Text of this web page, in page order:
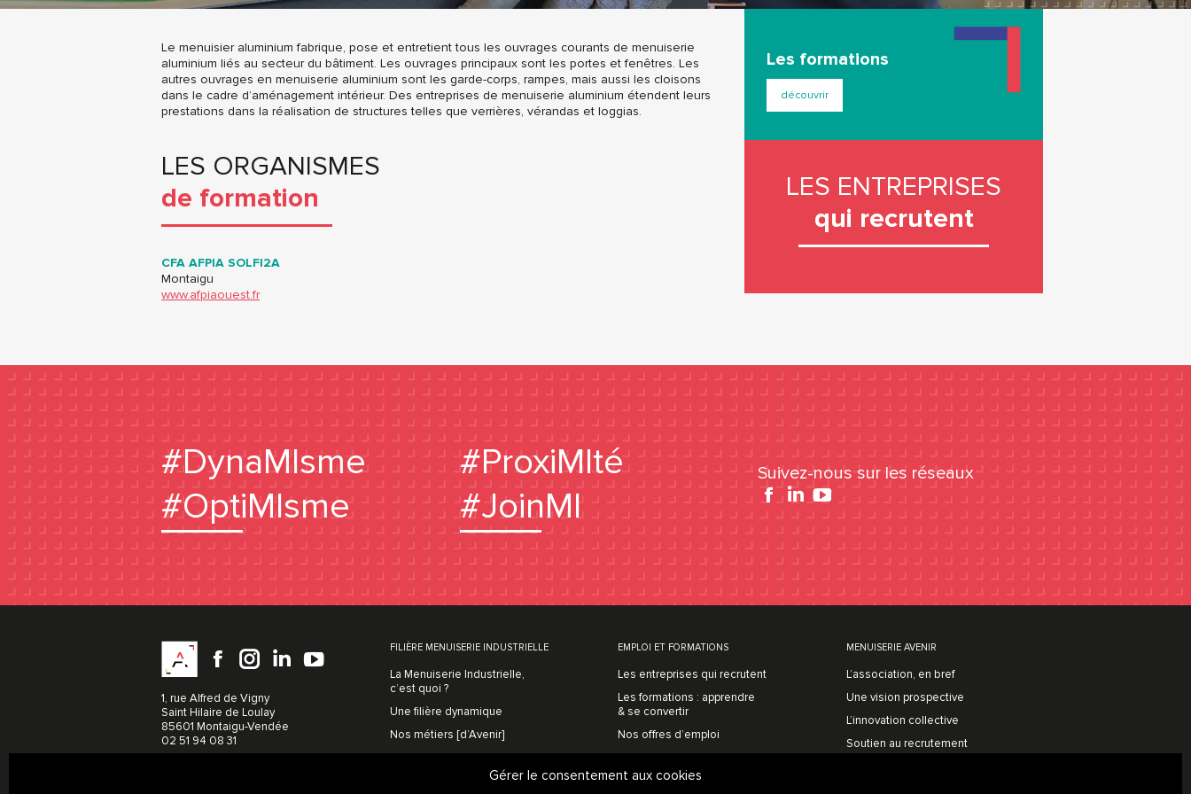
Gérer le consentement aux cookies
Le menuisier aluminium fabrique, pose et entretient tous les ouvrages courants de menuiserie
aluminium liés au secteur du bâtiment. Les ouvrages principaux sont les portes et fenêtres. Les
autres ouvrages en menuiserie aluminium sont les garde-corps, rampes, mais aussi les cloisons
dans le cadre d’aménagement intérieur. Des entreprises de menuiserie aluminium étendent leurs
prestations dans la réalisation de structures telles que verrières, vérandas et loggias.
LES ORGANISMES
de formation
CFA AFPIA SOLFI2A
Montaigu
www.afpiaouest.fr
Les formations
découvrir
LES ENTREPRISES
qui recrutent
#DynaMIsme
#OptiMIsme
#ProxiMIté
#JoinMI
Suivez-nous sur les réseaux
FacebookYouTube
Facebook
instagram
LinkedInYouTube
1, rue Alfred de Vigny
Saint Hilaire de Loulay
85601 Montaigu-Vendée
02 51 94 08 31
FILIÈRE MENUISERIE INDUSTRIELLE
La Menuiserie Industrielle,
c’est quoi ?
Une filière dynamique
Nos métiers [d’Avenir]
EMPLOI ET FORMATIONS
Les entreprises qui recrutent
Les formations : apprendre
& se convertir
Nos offres d’emploi
Prenons contact
MENUISERIE AVENIR
L’association, en bref
Une vision prospective
L’innovation collective
Soutien au recrutement